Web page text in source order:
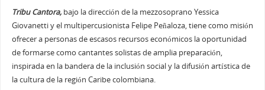
Tribu Cantora, bajo la dirección de la mezzosoprano Yessica
Giovanetti y el multipercusionista Felipe Peñaloza, tiene como misión
ofrecer a personas de escasos recursos económicos la oportunidad
de formarse como cantantes solistas de amplia preparación,
inspirada en la bandera de la inclusión social y la difusión artística de
la cultura de la región Caribe colombiana.